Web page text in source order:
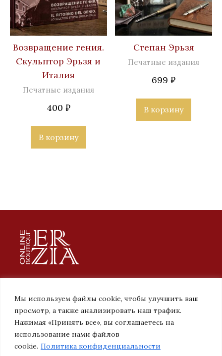
Мы используем файлы cookie, чтобы улучшить ваш
просмотр, а также анализировать наш трафик.
Нажимая «Принять все», вы соглашаетесь на
использование нами файлов
cookie. Политика конфиденциальности
Возвращение гения.
Скульптор Эрьзя и
Италия
Печатные издания
400 ₽
В корзину
Степан Эрьзя
Печатные издания
699 ₽
В корзину
ПОЛИТИКА КОНФИДЕНЦИАЛЬНОСТИ
КОНТАКТЫ